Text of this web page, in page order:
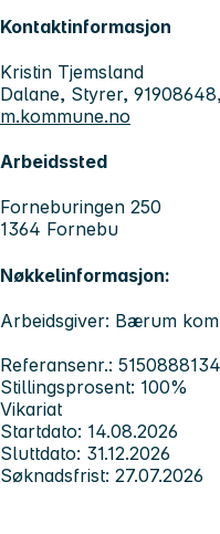
Kontaktinformasjon
Kristin Tjemsland
Dalane, Styrer, 91908648,
m.kommune.no
Arbeidssted
Forneburingen 250
1364 Fornebu
Nøkkelinformasjon:
Arbeidsgiver: Bærum
Referansenr.: 5150888134
Stillingsprosent: 100%
Vikariat
Startdato: 14.08.2026
Sluttdato: 31.12.2026
Søknadsfrist: 27.07.2026